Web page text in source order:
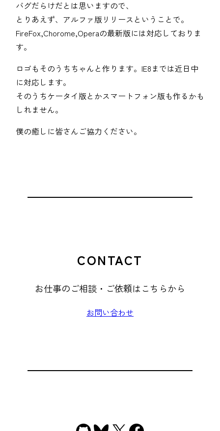
バグだらけだとは思いますので、
とりあえず、アルファ版リリースということで。
FireFox,Chorome,Operaの最新版には対応しておりま
す。
ロゴもそのうちちゃんと作ります。IE8までは近日中
に対応します。
そのうちケータイ版とかスマートフォン版も作るかも
しれません。
僕の癒しに皆さんご協力ください。
CONTACT
お仕事のご相談・ご依頼はこちらから
お問い合わせ